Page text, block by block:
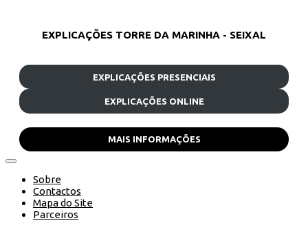
EXPLICAÇÕES TORRE DA MARINHA - SEIXAL
EXPLICAÇÕES PRESENCIAIS
EXPLICAÇÕES ONLINE
MAIS INFORMAÇÕES
Sobre
Contactos
Mapa do Site
Parceiros